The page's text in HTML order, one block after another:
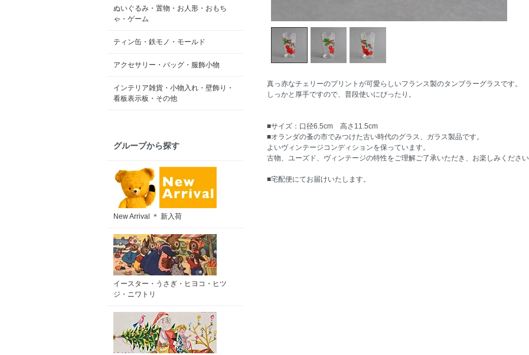
真っ赤なチェリーのプリントが可愛らしいフランス製のタンブラーグラスです。
しっかと厚手ですので、普段使いにぴったり。
■サイズ：口径6.5cm 高さ11.5cm
■オランダの蚤の市でみつけた古い時代のグラス、ガラス製品です。
よいヴィンテージコンディションを保っています。
古物、ユーズド、ヴィンテージの特性をご理解ご了承いただき、お楽しみくださ
■宅配便にてお届けいたします。
ぬいぐるみ・置物・お人形・おもち
ゃ・ゲーム
ティン缶・鉄モノ・モールド
アクセサリー・バッグ・服飾小物
インテリア雑貨・小物入れ・壁飾り・
看板表示板・その他
グループから探す
New Arrival ＊ 新入荷
イースター・うさぎ・ヒヨコ・ヒツ
ジ・ニワトリ